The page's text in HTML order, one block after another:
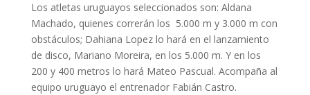
Los atletas uruguayos seleccionados son: Aldana
Machado, quienes correrán los 5.000 m y 3.000 m con
obstáculos; Dahiana Lopez lo hará en el lanzamiento
de disco, Mariano Moreira, en los 5.000 m. Y en los
200 y 400 metros lo hará Mateo Pascual. Acompaña al
equipo uruguayo el entrenador Fabián Castro.